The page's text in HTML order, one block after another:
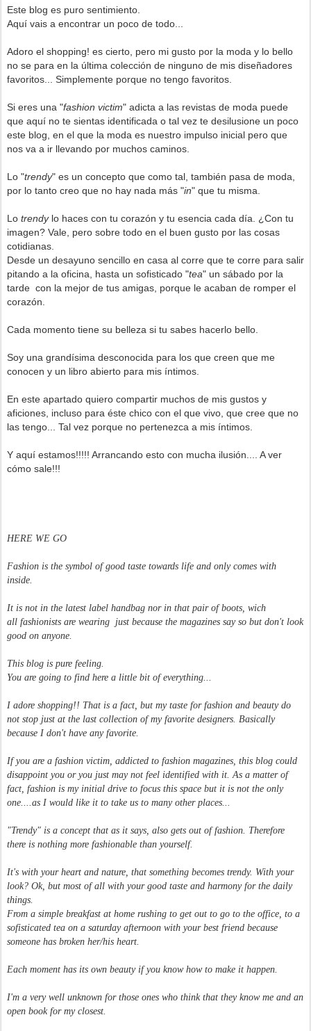
Este blog es puro sentimiento.
Aquí vais a encontrar un poco de todo...
Adoro el shopping! es cierto, pero mi gusto por la moda y lo bello
no se para en la última colección de ninguno de mis diseñadores
favoritos... Simplemente porque no tengo favoritos.
Si eres una "fashion victim" adicta a las revistas de moda puede
que aquí no te sientas identificada o tal vez te desilusione un poco
este blog, en el que la moda es nuestro impulso inicial pero que
nos va a ir llevando por muchos caminos.
Lo "trendy" es un concepto que como tal, también pasa de moda,
por lo tanto creo que no hay nada más "in" que tu misma.
Lo trendylo haces con tu corazón y tu esencia cada día. ¿Con tu
imagen? Vale, pero sobre todo en el buen gusto por las cosas
cotidianas.
Desde un desayuno sencillo en casa al corre que te corre para salir
pitando a la oficina, hasta un sofisticado "tea" un sábado por la
tarde con la mejor de tus amigas, porque le acaban de romper el
corazón.
Cada momento tiene su belleza si tu sabes hacerlo bello.
Soy una grandísima desconocida para los que creen que me
conocen y un libro abierto para mis íntimos.
En este apartado quiero compartir muchos de mis gustos y
aficiones, incluso para éste chico con el que vivo, que cree que no
las tengo... Tal vez porque no pertenezca a mis íntimos.
Y aquí estamos!!!!! Arrancando esto con mucha ilusión.... A ver
cómo sale!!!
HERE WE GO
Fashion is the symbol of good taste towards life and only comes with
inside.
It is not in the latest label handbag nor in that pair of boots, wich
all fashionists are wearing just because the magazines say so but don't look
good on anyone.
This blog is pure feeling.
You are going to find here a little bit of everything...
I adore shopping!! That is a fact, but my taste for fashion and beauty do
not stop just at the last collection of my favorite designers. Basically
because I don't have any favorite.
If you are a fashion victim, addicted to fashion magazines, this blog could
disappoint you or you just may not feel identified with it. As a matter of
fact, fashion is my initial drive to focus this space but it is not the only
one....as I would like it to take us to many other places...
"Trendy" is a concept that as it says, also gets out of fashion. Therefore
there is nothing more fashionable than yourself.
It's with your heart and nature, that something becomes trendy. With your
look? Ok, but most of all with your good taste and harmony for the daily
things.
From a simple breakfast at home rushing to get out to go to the office, to a
sofisticated tea on a saturday afternoon with your best friend because
someone has broken her/his heart.
Each moment has its own beauty if you know how to make it happen.
I'm a very well unknown for those ones who think that they know me and an
open book for my closest.